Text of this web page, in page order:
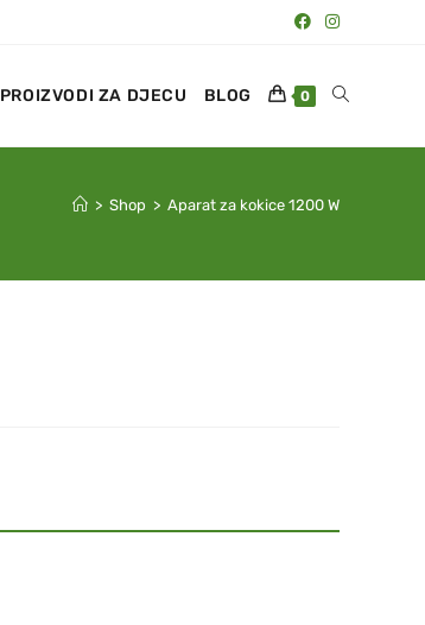
PROIZVODI ZA DJECU BLOG 0
> Shop > Aparat za kokice 1200 W